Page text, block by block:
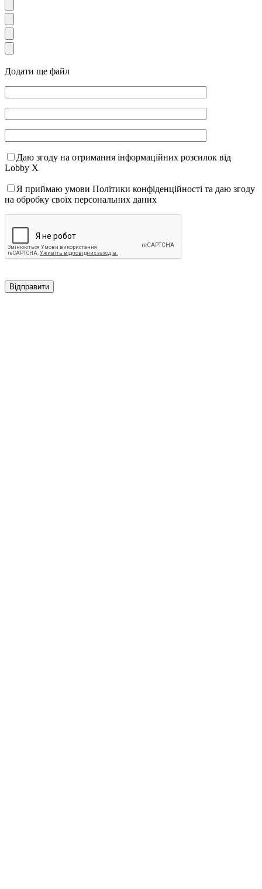
Додати ще файл
Даю згоду на отримання інформаційних розсилок від
Lobby X
Я приймаю умови Політики конфіденційності та даю згоду
на обробку своїх персональних даних